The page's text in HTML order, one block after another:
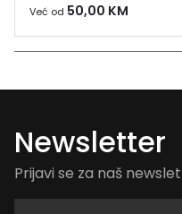
Već od 50,00 KM
Newsletter
Prijavi se za naš